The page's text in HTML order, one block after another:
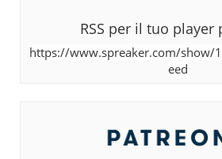
RSS per il tuo player
https://www.spreaker.com/show/
eed